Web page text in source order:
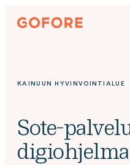
Siirry
suoraan
Gofore
knowledge
KAINUUN HYVINVOINTIALUE
Sote-